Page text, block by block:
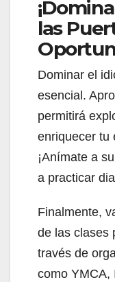
las
Dominar el
esencial.
permitirá
enriquecer tu
¡Anímate a
a practicar
Finalmente,
de las clases
través de
como YMCA,